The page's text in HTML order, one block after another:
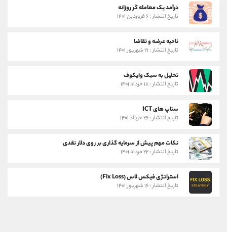
درآمد یک معامله گر روزانه
تاریخ انتشار : ۶ فروردین ۱۴۰۱
ناحیه عرضه و تقاضا
تاریخ انتشار : ۲۱ شهریور ۱۴۰۱
تحلیل به سبک وایکوف
تاریخ انتشار : ۱۸ خرداد ۱۴۰۱
ستاپ های ICT
تاریخ انتشار : ۲۶ خرداد ۱۴۰۱
نکات مهم پیش از سرمایه گذاری بر روی دلار نقدی
تاریخ انتشار : ۲۲ مرداد ۱۴۰۱
استراتژی فیکس لاس (Fix Loss)
تاریخ انتشار : ۱۶ شهریور ۱۴۰۱